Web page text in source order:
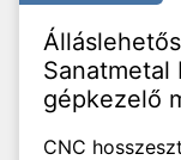
Sanatmetal
gépkezelő
CNC